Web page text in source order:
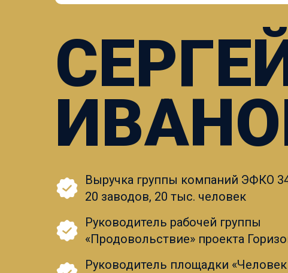
Выручка группы компаний ЭФКО
20 заводов, 20 тыс. человек
Руководитель рабочей группы
«Продовольствие» проекта
Руководитель площадки «Человек